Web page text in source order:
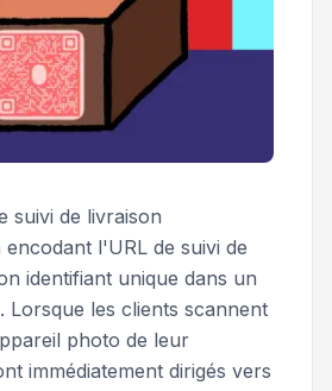
suivi de livraison
l'URL de suivi de
identifiant unique dans un
Lorsque les clients scannent
photo de leur
immédiatement dirigés vers